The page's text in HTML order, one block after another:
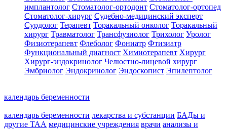
имплантолог Стоматолог-ортодонт Стоматолог-ортопед
Стоматолог-хирург Судебно-медицинский эксперт
Сурдолог Терапевт Торакальный онколог Торакальный
хирург Травматолог Трансфузиолог Трихолог Уролог
Физиотерапевт Флеболог Фониатр Фтизиатр
Функциональный диагност Химиотерапевт Хирург
Хирург-эндокринолог Челюстно-лицевой хирург
Эмбриолог Эндокринолог Эндоскопист Эпилептолог
календарь беременности
календарь беременности лекарства и субстанции БАДы и
другие ТАА медицинские учреждения врачи анализы и